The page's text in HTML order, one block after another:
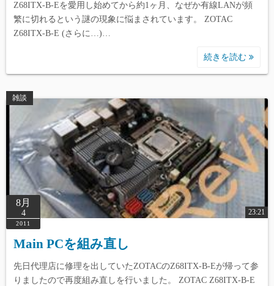
Z68ITX-B-Eを愛用し始めてから約1ヶ月、なぜか有線LANが頻
繁に切れるという謎の現象に悩まされています。 ZOTAC
Z68ITX-B-E (さらに…)…
続きを読む
雑談
8月
4
2011
23:21
Main PCを組み直し
先日代理店に修理を出していたZOTACのZ68ITX-B-Eが帰って参
りましたので再度組み直しを行いました。 ZOTAC Z68ITX-B-E